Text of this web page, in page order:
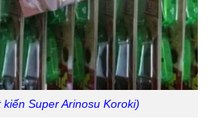
Super Arinosu Koroki)